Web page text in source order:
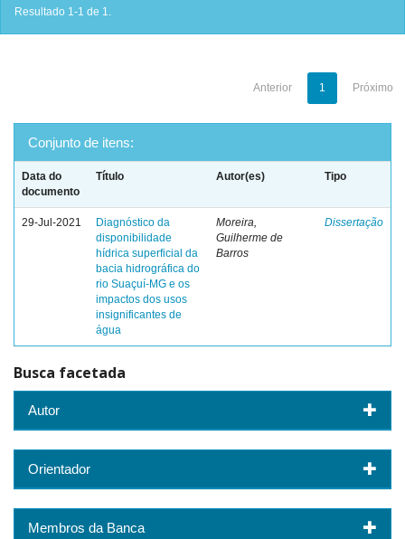
Resultado 1-1 de 1.
Anterior 1 Próximo
Conjunto de itens:
Data do
documento
Título Autor(es) Tipo
29-Jul-2021
Diagnóstico da
disponibilidade
hídrica superficial da
bacia hidrográfica do
rio Suaçuí-MG e os
impactos dos usos
insignificantes de
água
Moreira,
Guilherme de
Barros
Dissertação
Busca facetada
Autor
Orientador
Membros da Banca